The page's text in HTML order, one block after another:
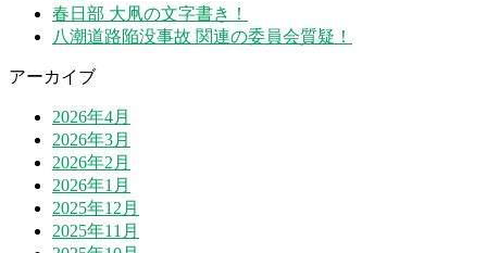
春日部 大凧の文字書き！
八潮道路陥没事故 関連の委員会質疑！
アーカイブ
2026年4月
2026年3月
2026年2月
2026年1月
2025年12月
2025年11月